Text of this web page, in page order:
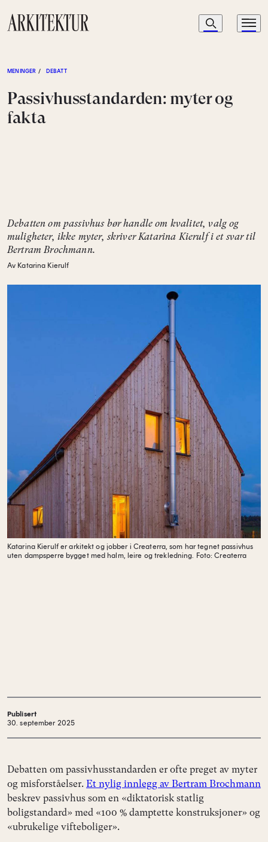
Navigasjon
Søk Meny
MENINGER / DEBATT
Passivhusstandarden: myter og
fakta
Debatten om passivhus bør handle om kvalitet, valg og
muligheter, ikke myter, skriver Katarina Kierulf i et svar til
Bertram Brochmann.
Av Katarina Kierulf
Katarina Kierulf er arkitekt og jobber i Createrra, som har tegnet passivhus
uten dampsperre bygget med halm, leire og trekledning. Foto: Createrra
Publisert
30. september 2025
Debatten om passivhusstandarden er ofte preget av myter
og misforståelser. Et nylig innlegg av Bertram Brochmann
beskrev passivhus som en «diktatorisk statlig
boligstandard» med «100 % damptette konstruksjoner» og
«ubrukelige vifteboliger».